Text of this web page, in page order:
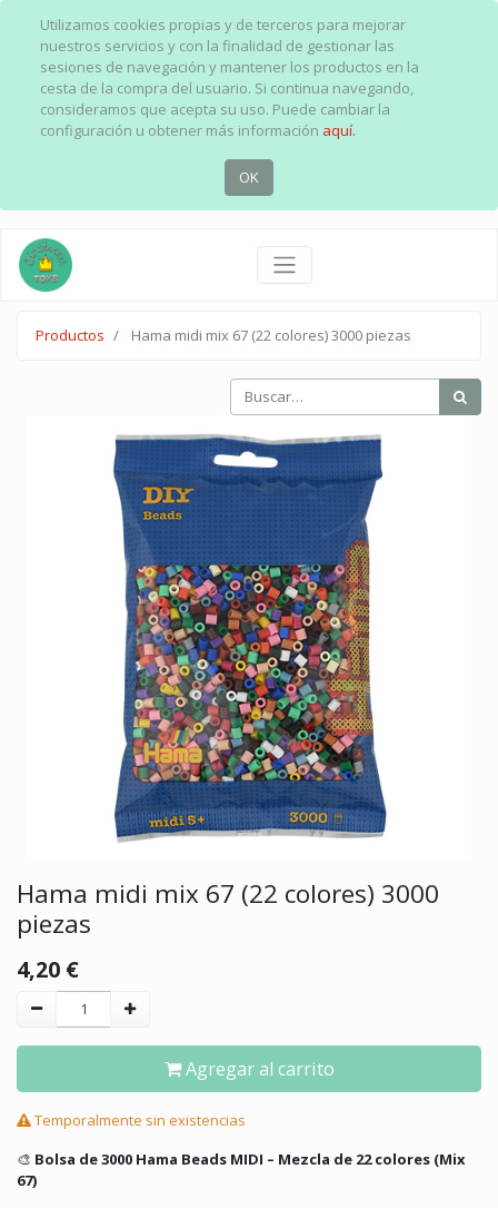
Utilizamos cookies propias y de terceros para mejorar
nuestros servicios y con la finalidad de gestionar las
sesiones de navegación y mantener los productos en la
cesta de la compra del usuario. Si continua navegando,
consideramos que acepta su uso. Puede cambiar la
configuración u obtener más información aquí.
OK
Productos Hama midi mix 67 (22 colores) 3000 piezas
Hama midi mix 67 (22 colores) 3000
piezas
4,20 €
Agregar al carrito
Temporalmente sin existencias
🎨 Bolsa de 3000 Hama Beads MIDI – Mezcla de 22 colores (Mix
67)